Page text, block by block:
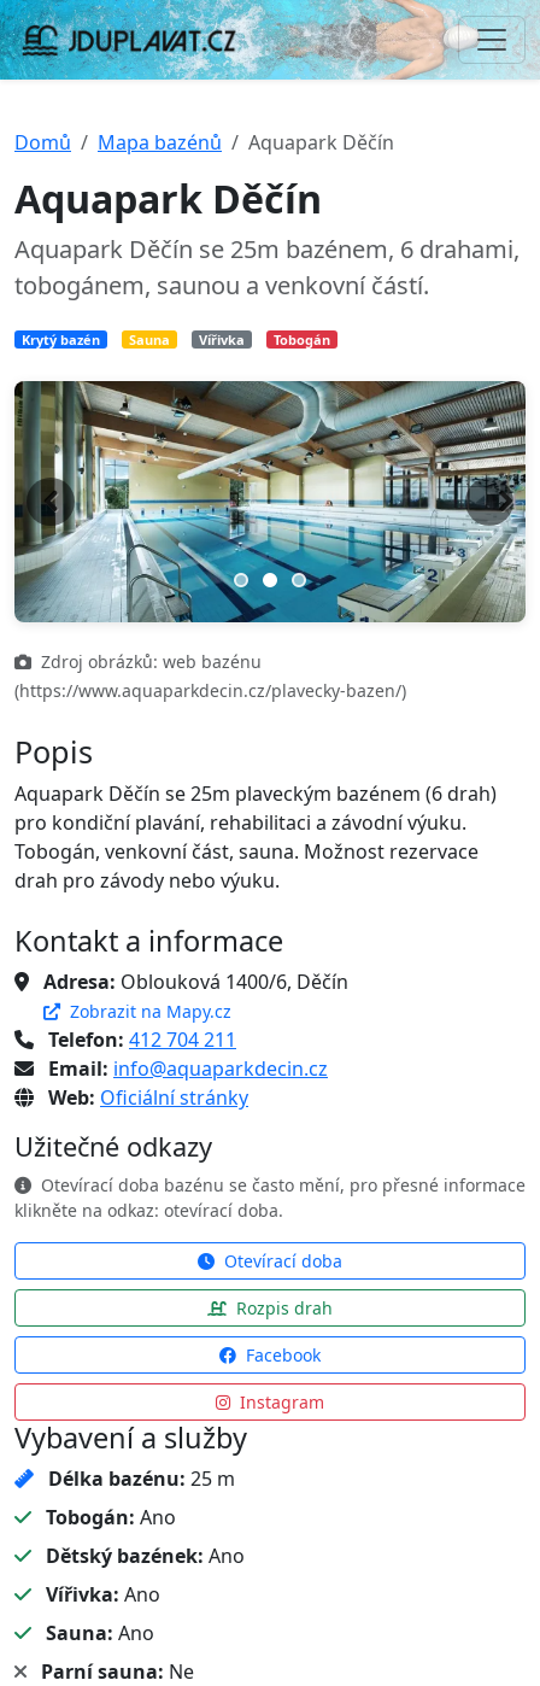
Domů Mapa bazénů Aquapark Děčín
Aquapark Děčín
Aquapark Děčín se 25m bazénem, 6 drahami,
tobogánem, saunou a venkovní částí.
Krytý bazén Sauna Vířivka Tobogán
Previous Next
Zdroj obrázků: web bazénu
(https://www.aquaparkdecin.cz/plavecky-bazen/)
Popis
Aquapark Děčín se 25m plaveckým bazénem (6 drah)
pro kondiční plavání, rehabilitaci a závodní výuku.
Tobogán, venkovní část, sauna. Možnost rezervace
drah pro závody nebo výuku.
Kontakt a informace
Adresa: Oblouková 1400/6, Děčín
Zobrazit na Mapy.cz
Telefon: 412 704 211
Email: info@aquaparkdecin.cz
Web: Oficiální stránky
Užitečné odkazy
Otevírací doba bazénu se často mění, pro přesné informace
klikněte na odkaz: otevírací doba.
Otevírací doba
Rozpis drah
Facebook
Instagram
Vybavení a služby
Délka bazénu: 25 m
Tobogán: Ano
Dětský bazének: Ano
Vířivka: Ano
Sauna: Ano
Parní sauna: Ne